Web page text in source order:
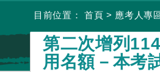
目前位置： 首頁 > 應考人專
:::
第二次增列
用名額－本考